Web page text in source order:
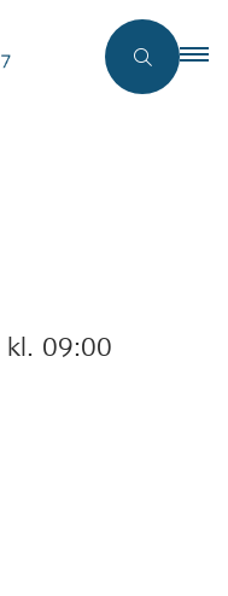
kl. 09:00